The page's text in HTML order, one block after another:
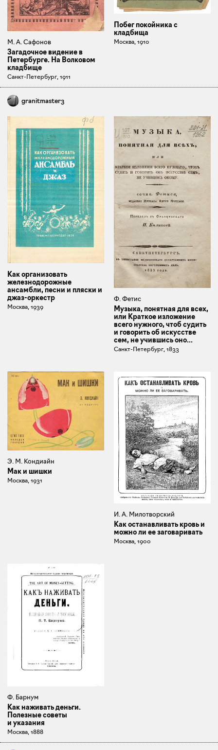
М. А. Сафонов
Загадочное видение в
Петербурге. На Волковом
кладбище
Санкт-Петербург, 1911
Побег покойника с
кладбища
Москва, 1910
granitmaster3
Как организовать
железнодорожные
ансамбли, песни и пляски и
джаз-оркестр
Москва, 1939
Ф. Фетис
Музыка, понятная для всех,
или Краткое изложение
всего нужного, чтоб судить
и говорить об искусстве
сем, не учившись оно...
Санкт-Петербург, 1833
Э. М. Кондиайн
Мак и шишки
Москва, 1931
И. А. Милотворский
Как останавливать кровь и
можно ли ее заговаривать
Москва, 1900
Ф. Барнум
Как наживать деньги.
Полезные советы
и указания
Москва, 1888